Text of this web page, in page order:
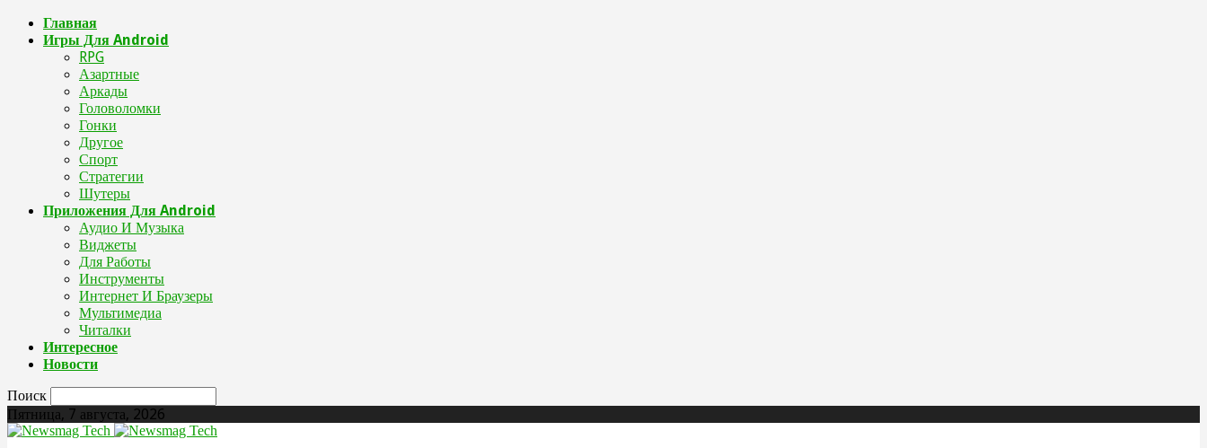
Главная
Игры Для Android
RPG
Азартные
Аркады
Головоломки
Гонки
Другое
Спорт
Стратегии
Шутеры
Приложения Для Android
Аудио И Музыка
Виджеты
Для Работы
Инструменты
Интернет И Браузеры
Мультимедиа
Читалки
Интересное
Новости
Поиск
Пятница, 7 августа, 2026